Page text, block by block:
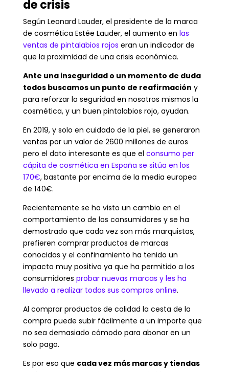
de crisis
Según Leonard Lauder, el presidente de la marca
de cosmética Estée Lauder, el aumento en las
ventas de pintalabios rojos eran un indicador de
que la proximidad de una crisis económica.
Ante una inseguridad o un momento de duda
todos buscamos un punto de reafirmación y
para reforzar la seguridad en nosotros mismos la
cosmética, y un buen pintalabios rojo, ayudan.
En 2019, y solo en cuidado de la piel, se generaron
ventas por un valor de 2600 millones de euros
pero el dato interesante es que el consumo per
cápita de cosmética en España se sitúa en los
170€, bastante por encima de la media europea
de 140€.
Recientemente se ha visto un cambio en el
comportamiento de los consumidores y se ha
demostrado que cada vez son más marquistas,
prefieren comprar productos de marcas
conocidas y el confinamiento ha tenido un
impacto muy positivo ya que ha permitido a los
consumidores probar nuevas marcas y les ha
llevado a realizar todas sus compras online.
Al comprar productos de calidad la cesta de la
compra puede subir fácilmente a un importe que
no sea demasiado cómodo para abonar en un
solo pago.
Es por eso que cada vez más marcas y tiendas